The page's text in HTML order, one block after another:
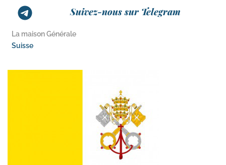
Suivez-nous sur Telegram
La maison Générale
Suisse